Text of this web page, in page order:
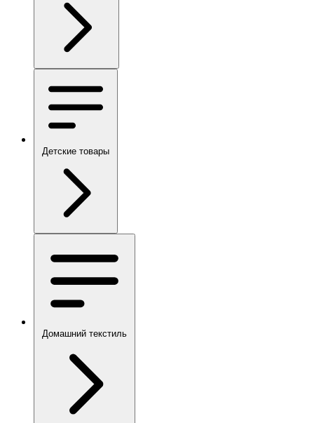
Детские товары
Домашний текстиль